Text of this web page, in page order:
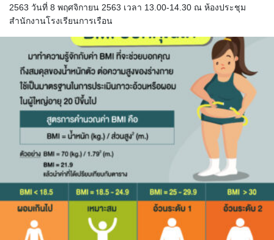
ปริญญาตรี
ผู้ปกครอง
พันธมิตร
รวมเรื่องขนมไทย
รายงานผลการดำเนินงาน
วารสารวัฒนธรรมอาหารไทย
วีดีโอแนะนำ
ศิษย์เก่า
2563 วันที่ 8 พฤศจิกายน 2563 เวลา 13.00-14.30 ณ ห้องประชุม
สำนักงานโรงเรียนการเรือน